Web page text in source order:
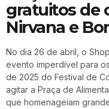
gratuitos de
Nirvana e
No dia 26 de abril, o
evento imperdível para
de 2025 do Festival de
agitar a Praça de
que homenageiam